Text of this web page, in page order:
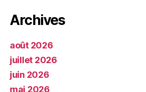
Archives
août 2026
juillet 2026
juin 2026
mai 2026